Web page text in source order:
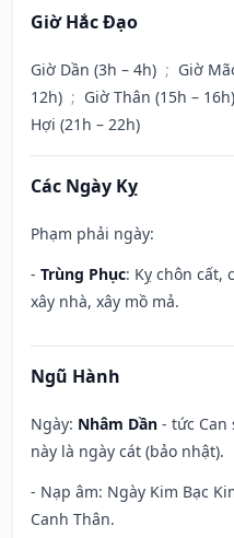
Giờ Hắc Đạo
Giờ Dần (3h – 4h) ; Giờ
12h) ; Giờ Thân (15h – 16h)
Hợi (21h – 22h)
Các Ngày Kỵ
Phạm phải ngày:
- Trùng Phục: Kỵ chôn cất,
xây nhà, xây mồ mả.
Ngũ Hành
Ngày: Nhâm Dần - tức Can
này là ngày cát (bảo nhật).
- Nạp âm: Ngày Kim Bạc
Canh Thân.